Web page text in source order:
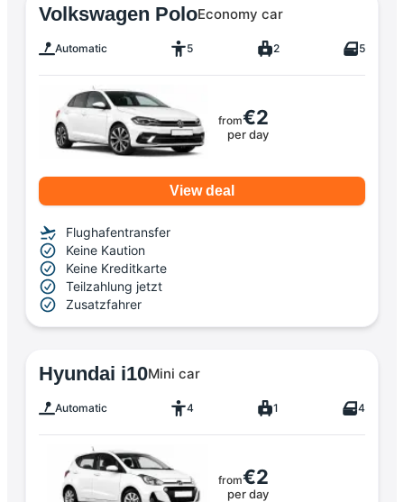
Volkswagen PoloEconomy car
Automatic 5 2 5
from€2
per day
View deal
Flughafentransfer
Keine Kaution
Keine Kreditkarte
Teilzahlung jetzt
Zusatzfahrer
Hyundai i10Mini car
Automatic 4 1 4
from€2
per day